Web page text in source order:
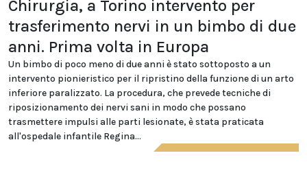
Chirurgia, a Torino intervento per
trasferimento nervi in un bimbo di due
anni. Prima volta in Europa
Un bimbo di poco meno di due anni è stato sottoposto a un
intervento pionieristico per il ripristino della funzione di un arto
inferiore paralizzato. La procedura, che prevede tecniche di
riposizionamento dei nervi sani in modo che possano
trasmettere impulsi alle parti lesionate, è stata praticata
all'ospedale infantile Regina...